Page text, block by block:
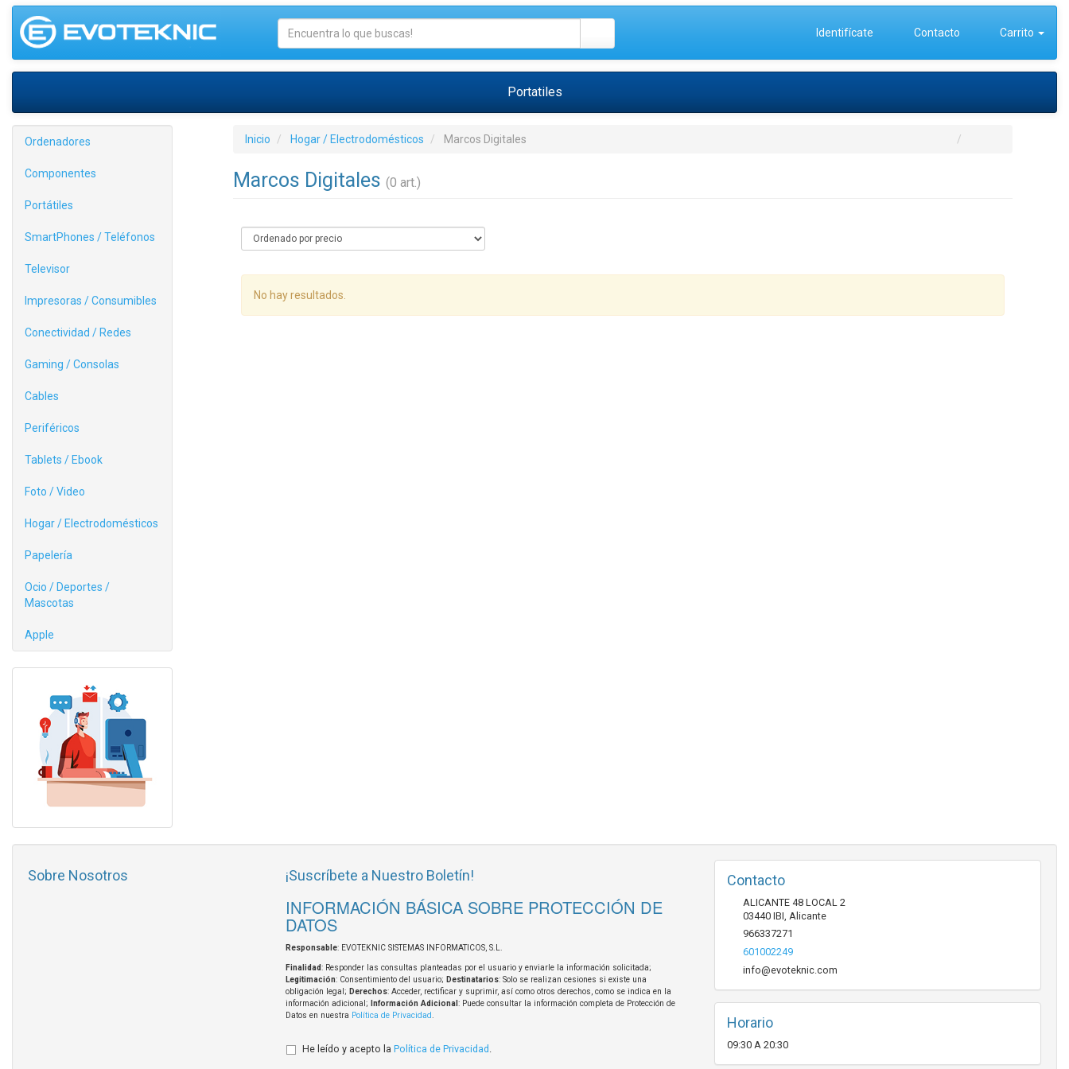
Identifícate Contacto Carrito
Portatiles
Ordenadores
Componentes
Portátiles
SmartPhones / Teléfonos
Televisor
Impresoras / Consumibles
Conectividad / Redes
Gaming / Consolas
Cables
Periféricos
Tablets / Ebook
Foto / Video
Hogar / Electrodomésticos
Papelería
Ocio / Deportes /
Mascotas
Apple
Inicio Hogar / Electrodomésticos Marcos Digitales
Marcos Digitales (0 art.)
No hay resultados.
Sobre Nosotros ¡Suscríbete a Nuestro Boletín!
INFORMACIÓN BÁSICA SOBRE PROTECCIÓN DE
DATOS
Responsable: EVOTEKNIC SISTEMAS INFORMATICOS, S.L.
Finalidad: Responder las consultas planteadas por el usuario y enviarle la información solicitada;
Legitimación: Consentimiento del usuario; Destinatarios: Solo se realizan cesiones si existe una
obligación legal; Derechos: Acceder, rectificar y suprimir, así como otros derechos, como se indica en la
información adicional;
Información Adicional : Puede consultar la información completa de Protección de
Datos en nuestra Política de Privacidad.
He leído y acepto la Política de Privacidad .
Contacto
ALICANTE 48 LOCAL 2
03440 IBI, Alicante
966337271
601002249
info@evoteknic.com
Horario
09:30 A 20:30